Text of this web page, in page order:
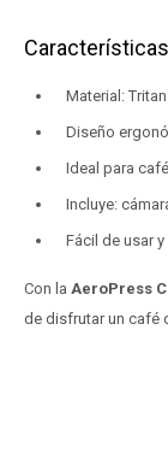
Material:
Diseño
Ideal para
Incluye:
Fácil de usar
Con la AeroPress
de disfrutar un café